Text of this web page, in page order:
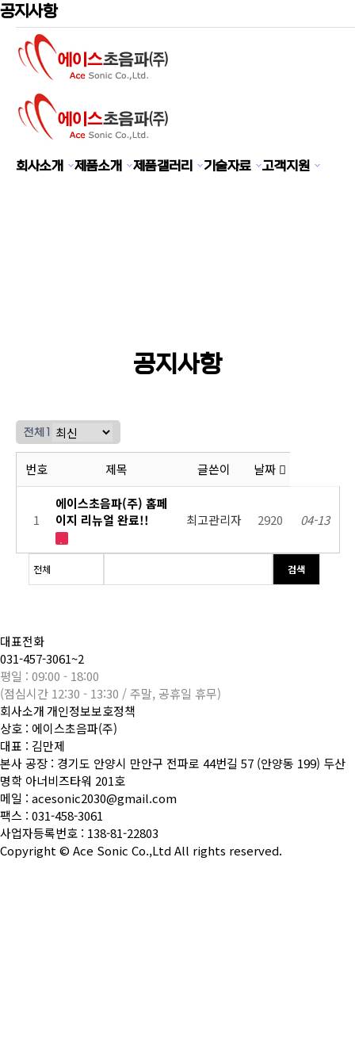
회사소개 제품소개 제품갤러리 기술자료 고객지원
공지사항
CUSTOMER SERVICE
공지사항
전체 1
번호 제목 글쓴이 날짜
1
에이스초음파(주) 홈페
이지 리뉴얼 완료!!
최고관리자 2920 04-13
검색
대표전화
031-457-3061~2
평일 : 09:00 - 18:00
(점심시간 12:30 - 13:30 / 주말, 공휴일 휴무)
회사소개개인정보보호정책
상호 : 에이스초음파(주)
대표 : 김만제
본사 공장 : 경기도 안양시 만안구 전파로 44번길 57 (안양동 199) 두산
명학 아너비즈타워 201호
메일 : acesonic2030@gmail.com
팩스 : 031-458-3061
사업자등록번호 : 138-81-22803
Copyright © Ace Sonic Co.,LtdAll rights reserved.